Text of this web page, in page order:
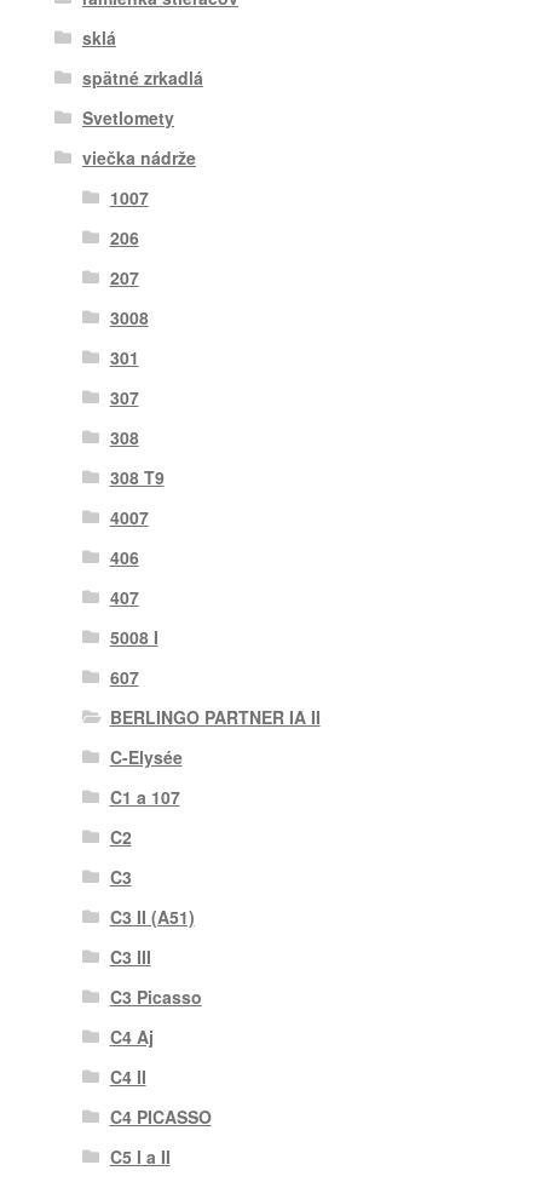
sklá
spätné zrkadlá
Svetlomety
viečka nádrže
1007
206
207
3008
301
307
308
308 T9
4007
406
407
5008 I
607
BERLINGO PARTNER IA II
C-Elysée
C1 a 107
C2
C3
C3 II (A51)
C3 III
C3 Picasso
C4 Aj
C4 II
C4 PICASSO
C5 I a II